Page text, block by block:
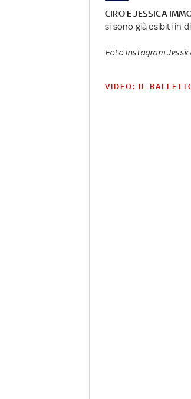
CIRO E JESSICA
si sono già esibiti in
Foto Instagram
VIDEO: IL